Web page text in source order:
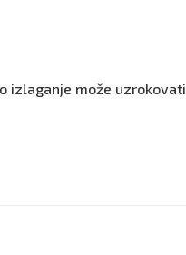
izlaganje može